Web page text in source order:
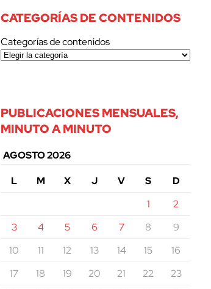
CATEGORÍAS DE CONTENIDOS
Categorías de contenidos
PUBLICACIONES MENSUALES,
MINUTO A MINUTO
AGOSTO 2026
L
M X J V S
D
1
2
3
4 5 6 7 8
9
10
11 12 13 14 15
16
17
18 19 20 21 22
23